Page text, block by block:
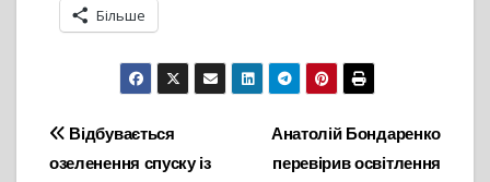
Більше
Навігація
Анатолій Бондаренко
перевірив освітлення
Відбувається
озеленення спуску із